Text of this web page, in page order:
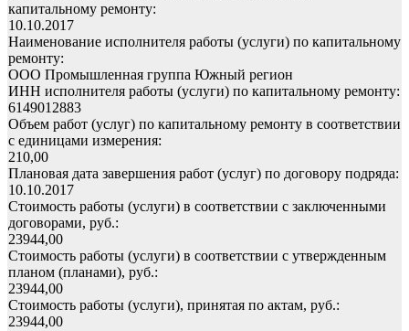
капитальному ремонту:
10.10.2017
Наименование исполнителя работы (услуги) по капитальному
ремонту:
ООО Промышленная группа Южный регион
ИНН исполнителя работы (услуги) по капитальному ремонту:
6149012883
Объем работ (услуг) по капитальному ремонту в соответствии
с единицами измерения:
210,00
Плановая дата завершения работ (услуг) по договору подряда:
10.10.2017
Стоимость работы (услуги) в соответствии с заключенными
договорами, руб.:
23944,00
Стоимость работы (услуги) в соответствии с утвержденным
планом (планами), руб.:
23944,00
Стоимость работы (услуги), принятая по актам, руб.:
23944,00